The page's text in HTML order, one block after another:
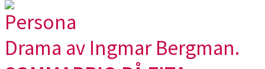
Persona
Drama av Ingmar Bergman.